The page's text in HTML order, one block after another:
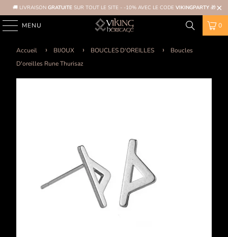
🚚 LIVRAISON GRATUITE SUR TOUT LE SITE - -10% AVEC LE CODE VIKINGPARTY 🎁
MENU 0
Accueil BIJOUX BOUCLES D'OREILLES
Boucles
D'oreilles Rune Thurisaz